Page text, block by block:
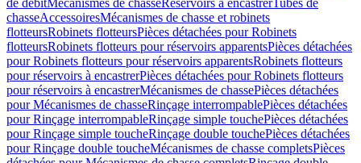
de débitMécanismes de chasseRéservoirs à encastrerTubes de
chasseAccessoiresMécanismes de chasse et robinets
flotteursRobinets flotteursPièces détachées pour Robinets
flotteursRobinets flotteurs pour réservoirs apparentsPièces détachées
pour Robinets flotteurs pour réservoirs apparentsRobinets flotteurs
pour réservoirs à encastrerPièces détachées pour Robinets flotteurs
pour réservoirs à encastrerMécanismes de chassePièces détachées
pour Mécanismes de chasseRinçage interrompablePièces détachées
pour Rinçage interrompableRinçage simple touchePièces détachées
pour Rinçage simple toucheRinçage double touchePièces détachées
pour Rinçage double toucheMécanismes de chasse completsPièces